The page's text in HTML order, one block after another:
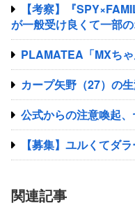
【考察】『
が一般受け良くて一部
PLAMATEA「MXち
カープ矢野（27）の
公式からの注意喚起
【募集】ユルくてダ
関連記事